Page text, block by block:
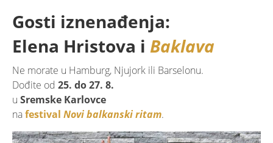
Gosti iznenađenja:
Elena Hristova i Baklava
Ne morate u Hamburg, Njujork ili Barselonu.
Dođite od 25. do 27. 8.
u Sremske Karlovce
nafestival Novi balkanski ritam.